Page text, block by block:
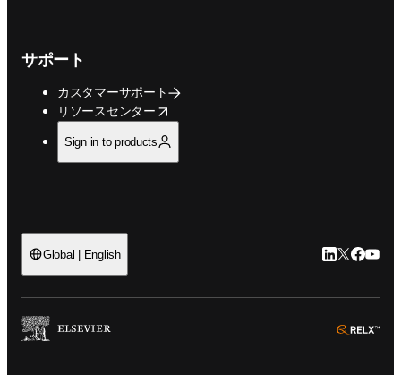
サポート
カスタマーサポート
リソースセンター
opens in new tab/window
Sign in to products
Global | English LinkedIn 新
Twitter 新